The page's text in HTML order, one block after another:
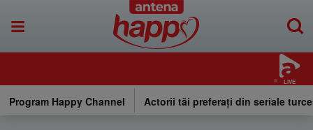
LIVE
Program Happy Channel Actorii tăi preferați din seriale